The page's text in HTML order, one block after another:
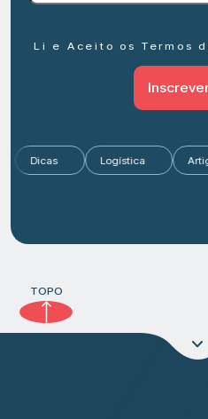
Li e Aceito os Termos
Dicas Logística
TOPO